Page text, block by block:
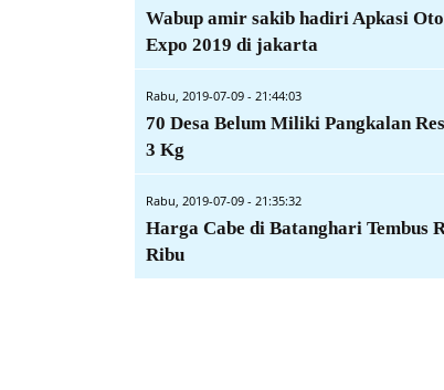
Wabup amir sakib hadiri Apkasi
Expo 2019 di jakarta
Rabu, 2019-07-09 - 21:44:03
70 Desa Belum Miliki Pangkalan
3 Kg
Rabu, 2019-07-09 - 21:35:32
Harga Cabe di Batanghari Tembus
Ribu